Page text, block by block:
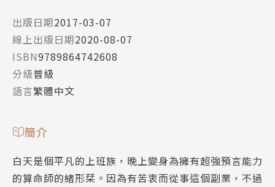
出版日期2017-03-07
線上出版日期2020-08-07
ISBN9789864742608
分級普級
語言繁體中文
簡介
白天是個平凡的上班族，晚上變身為擁有超強預言能力
的算命師的緒形栞。因為有苦衷而從事這個副業，不過